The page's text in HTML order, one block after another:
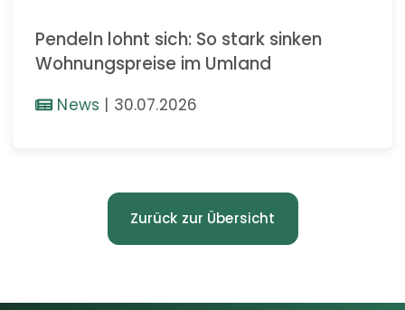
Pendeln lohnt sich: So stark sinken
Wohnungspreise im Umland
News | 30.07.2026
Zurück zur Übersicht